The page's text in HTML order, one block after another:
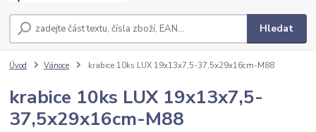
Hledat
Úvod Vánoce krabice 10ks LUX 19x13x7,5-37,5x29x16cm-M88
krabice 10ks LUX 19x13x7,5-
37,5x29x16cm-M88